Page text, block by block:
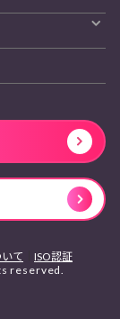
reserved.
て ISO認証